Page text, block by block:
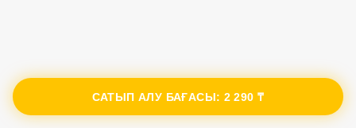
САТЫП АЛУ БАҒАСЫ: 2 290 ₸